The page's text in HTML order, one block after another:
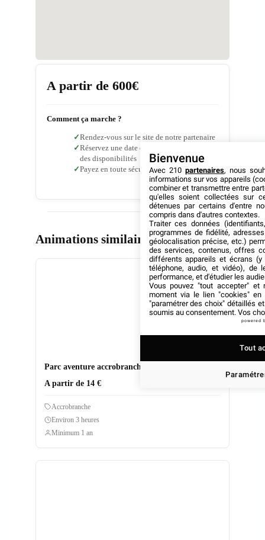
A partir de 600€
Comment ça marche ?
Rendez-vous sur le site de notre partenaire
Réservez une date et un horaire en fonction
des disponibilités
Payez en toute sécuritésans aucun frais
Animations similaires
Parc aventure accrobranche à Sommières (30)
A partir de 14 €
Accrobranche
Environ 3 heures
Minimum 1 an
Bienvenue
Avec 210 partenaires, nous
informations sur vos appareils
combiner et transmettre entre
qu'elles soient collectées sur
détenues par certains d'entre
compris dans d'autres contextes.
Traiter ces données
programmes de fidélité,
géolocalisation précise, etc.)
des services, contenus, offres
différents appareils et écrans (y
téléphone, audio, et vidéo), de
performance, et d'étudier les
Vous pouvez "tout accepter" et
moment via le lien "cookies" en
"paramétrer des choix" détaillés
soumis au consentement. Vos
powered
Tout